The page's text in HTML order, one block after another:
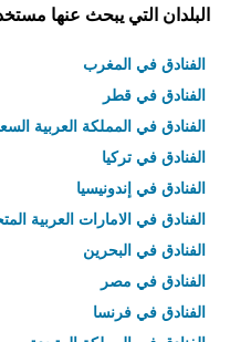
البلدان التي يبحث عنها
الفنادق في المغرب
الفنادق في قطر
الفنادق في المملكة العربية
الفنادق في تركيا
الفنادق في إندونيسيا
الفنادق في الامارات العربية
الفنادق في البحرين
الفنادق في مصر
الفنادق في فرنسا